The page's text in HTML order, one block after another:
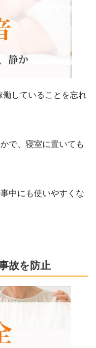
働していることを忘れ
で、寝室に置いても
中にも使いやすくな
故を防止